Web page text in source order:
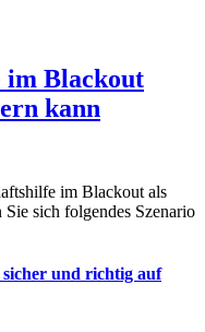
im Blackout
kann
im Blackout als
sich folgendes Szenario
und richtig auf